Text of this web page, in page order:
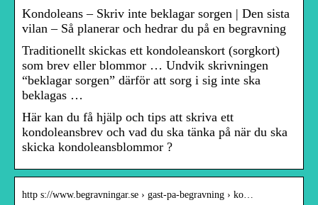
Kondoleans – Skriv inte beklagar sorgen | Den sista
vilan – Så planerar och hedrar du på en begravning
Traditionellt skickas ett kondoleanskort (sorgkort)
som brev eller blommor … Undvik skrivningen
“beklagar sorgen” därför att sorg i sig inte ska
beklagas …
Här kan du få hjälp och tips att skriva ett
kondoleansbrev och vad du ska tänka på när du ska
skicka kondoleansblommor ?
http s://www.begravningar.se › gast-pa-begravning › ko…